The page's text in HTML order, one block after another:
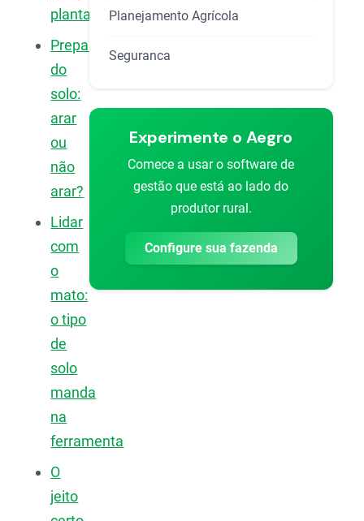
plantar?
Preparo
do
solo:
arar
ou
não
arar?
Lidar
com
o
mato:
o tipo
de
solo
manda
na
ferramenta
O
jeito
Planejamento Agrícola
Seguranca
Experimente o Aegro
Comece a usar o software de
gestão que está ao lado do
produtor rural.
Configure sua fazenda